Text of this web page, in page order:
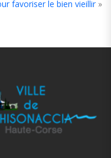
favoriser le bien vieillir »